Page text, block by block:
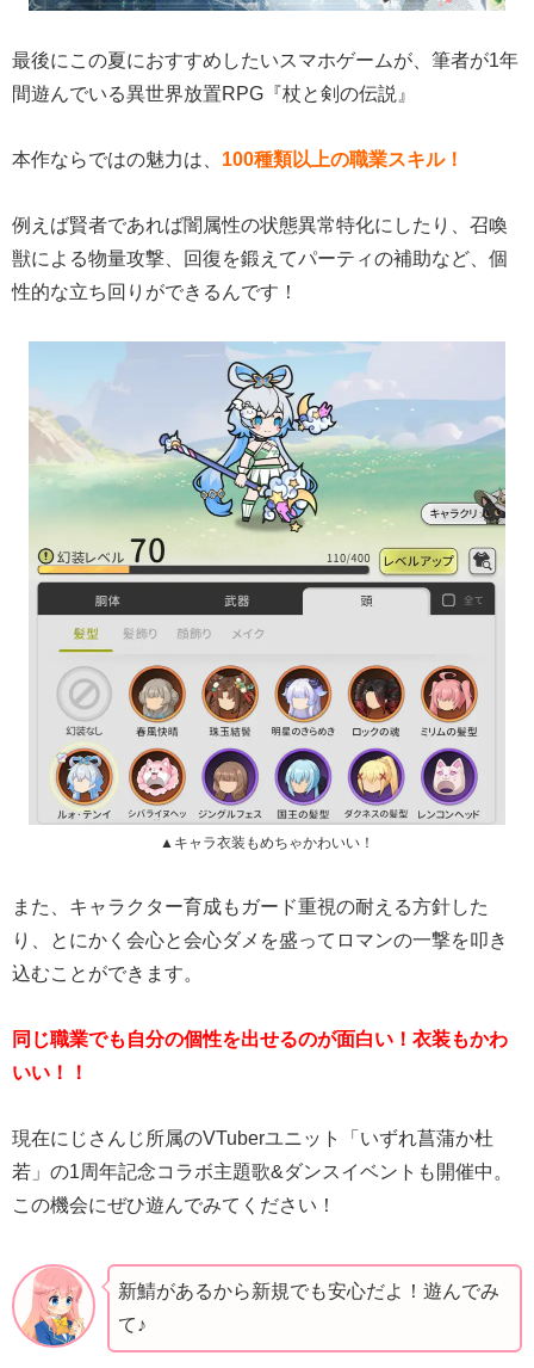
最後にこの夏におすすめしたいスマホゲームが、筆者が1年
間遊んでいる異世界放置RPG『杖と剣の伝説』
本作ならではの魅力は、 100種類以上の職業スキル！
例えば賢者であれば闇属性の状態異常特化にしたり、召喚
獣による物量攻撃、回復を鍛えてパーティの補助など、個
性的な立ち回りができるんです！
▲キャラ衣装もめちゃかわいい！
また、キャラクター育成もガード重視の耐える方針した
り、とにかく会心と会心ダメを盛ってロマンの一撃を叩き
込むことができます。
同じ職業でも自分の個性を出せるのが面白い！衣装もかわ
いい！！
現在にじさんじ所属のVTuberユニット「いずれ菖蒲か杜
若」の1周年記念コラボ主題歌&ダンスイベントも開催中。
この機会にぜひ遊んでみてください！
新鯖があるから新規でも安心だよ！遊んでみ
て♪